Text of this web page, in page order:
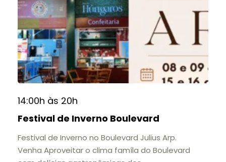
14:00h às 20h
Festival de Inverno Boulevard
Festival de Inverno no Boulevard Julius Arp.
Venha Aproveitar o clima famíla do Boulevard